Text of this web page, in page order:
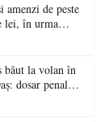
amenzi de peste
lei, în urma
băut la volan în
dosar penal
al